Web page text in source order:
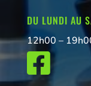
DU LUNDI AU
12h00 –
